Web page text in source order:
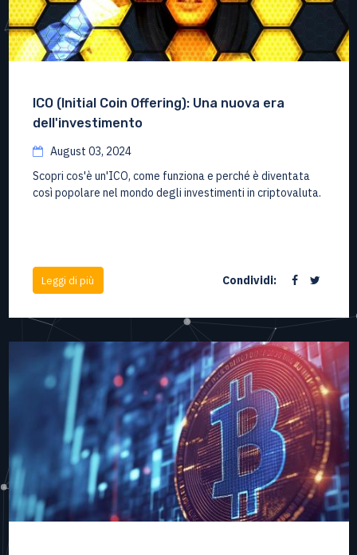
ICO (Initial Coin Offering): Una nuova era
dell'investimento
August 03, 2024
Scopri cos'è un'ICO, come funziona e perché è diventata
così popolare nel mondo degli investimenti in criptovaluta.
Leggi di più Condividi: